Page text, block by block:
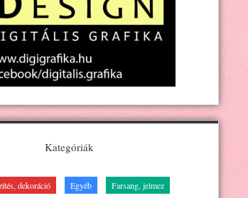
Kategóriák
dekoráció Egyéb Farsang, jelmez